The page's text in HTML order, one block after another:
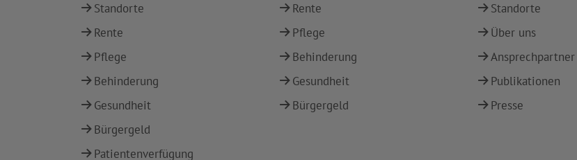
Standorte
Rente
Pflege
Behinderung
Gesundheit
Bürgergeld
Patientenverfügung
Rente
Pflege
Behinderung
Gesundheit
Bürgergeld
Standorte
Über uns
Ansprechpartner
Publikationen
Presse